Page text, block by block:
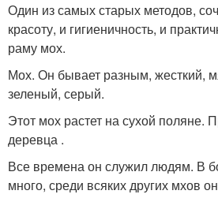
Один из самых старых методов,
красоту, и гигиеничность, и
раму мох.
Мох. Он бывает разным, жесткий,
зеленый, серый.
Этот мох растет на сухой поляне.
деревца .
Все времена он служил людям. В
много, среди всяких других мхов